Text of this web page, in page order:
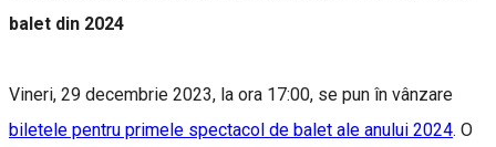
balet din 2024
Vineri, 29 decembrie 2023, la ora 17:00, se pun în vânzare
biletele pentru primele spectacol de balet ale anului 2024. O